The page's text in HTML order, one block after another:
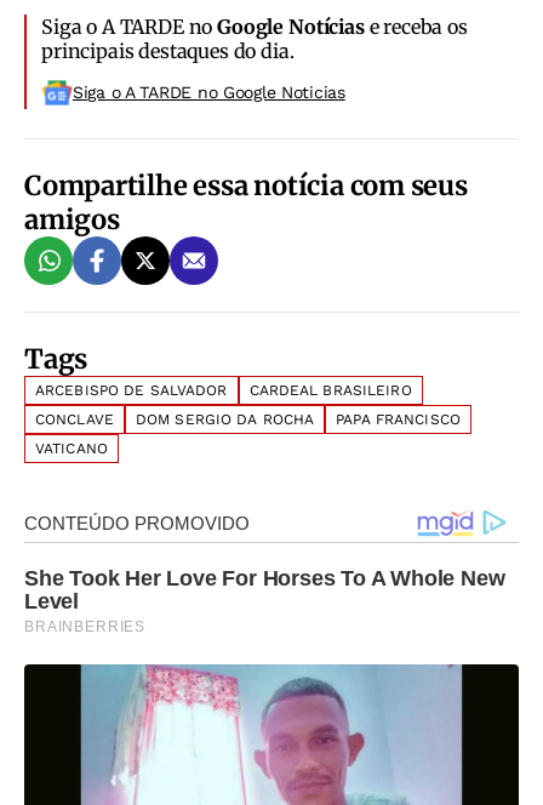
Siga o A TARDE noGoogle Notíciase receba os
principais destaques do dia.
Siga o A TARDE no Google Noticias
Compartilhe essa notícia com seus
amigos
Tags
ARCEBISPO DE SALVADOR
CARDEAL BRASILEIRO
CONCLAVE
DOM SERGIO DA ROCHA
PAPA FRANCISCO
VATICANO